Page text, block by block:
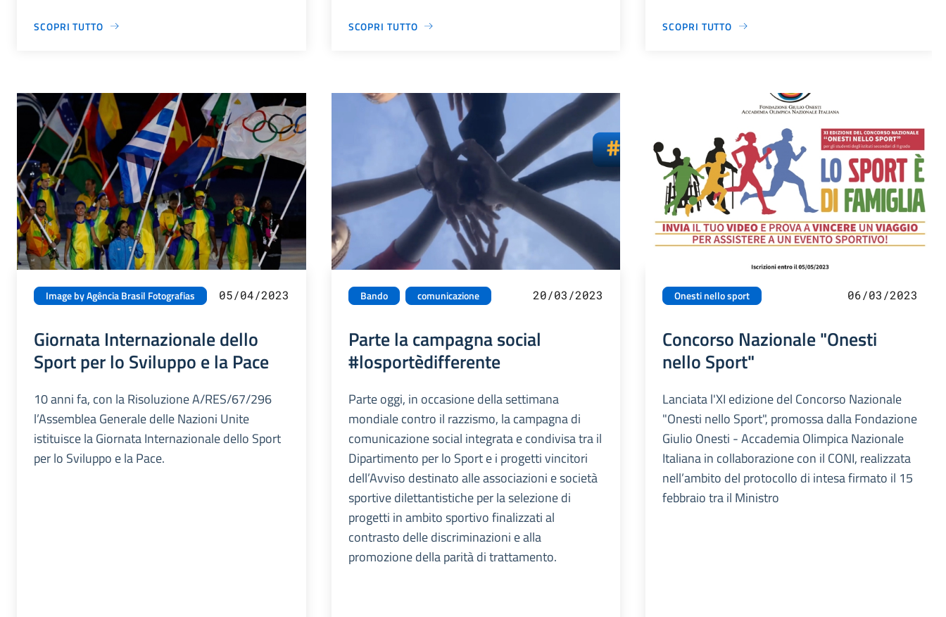
SCOPRI TUTTO SCOPRI TUTTO SCOPRI TUTTO
Image by Agência Brasil Fotografias 05/04/2023
Giornata Internazionale dello
Sport per lo Sviluppo e la Pace
10 anni fa, con la Risoluzione A/RES/67/296
l’Assemblea Generale delle Nazioni Unite
istituisce la Giornata Internazionale dello Sport
per lo Sviluppo e la Pace.
Bando comunicazione 20/03/2023
Parte la campagna social
#losportèdifferente
Parte oggi, in occasione della settimana
mondiale contro il razzismo, la campagna di
comunicazione social integrata e condivisa tra il
Dipartimento per lo Sport e i progetti vincitori
dell’Avviso destinato alle associazioni e società
sportive dilettantistiche per la selezione di
progetti in ambito sportivo finalizzati al
contrasto delle discriminazioni e alla
promozione della parità di trattamento.
Onesti nello sport 06/03/2023
Concorso Nazionale "Onesti
nello Sport"
Lanciata l'XI edizione del Concorso Nazionale
"Onesti nello Sport", promossa dalla Fondazione
Giulio Onesti - Accademia Olimpica Nazionale
Italiana in collaborazione con il CONI, realizzata
nell’ambito del protocollo di intesa firmato il 15
febbraio tra il Ministro